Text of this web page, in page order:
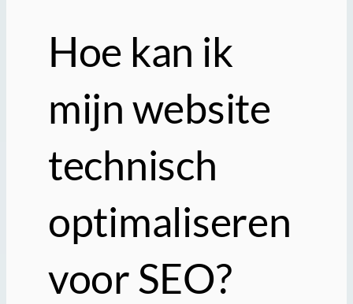
Hoe kan ik
mijn website
technisch
optimaliseren
voor SEO?